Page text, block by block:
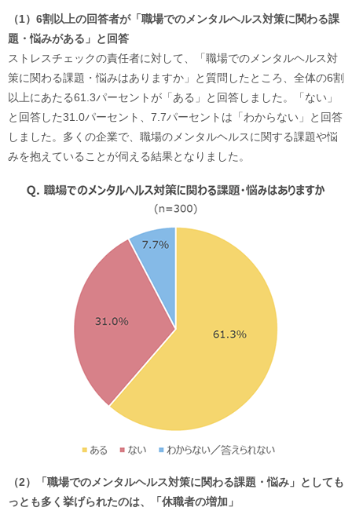
（1）6割以上の回答者が「職場でのメンタルヘルス対策に関わる課
題・悩みがある」と回答
ストレスチェックの責任者に対して、「職場でのメンタルヘルス対
策に関わる課題・悩みはありますか」と質問したところ、全体の6割
以上にあたる61.3パーセントが「ある」と回答しました。「ない」
と回答した31.0パーセント、7.7パーセントは「わからない」と回答
しました。多くの企業で、職場のメンタルヘルスに関する課題や悩
みを抱えていることが伺える結果となりました。
（2）「職場でのメンタルヘルス対策に関わる課題・悩み」としても
っとも多く挙げられたのは、「休職者の増加」